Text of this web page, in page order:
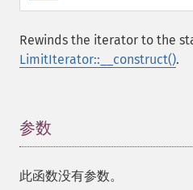
Rewinds the iterator to the
LimitIterator::__construct().
参数
此函数没有参数。